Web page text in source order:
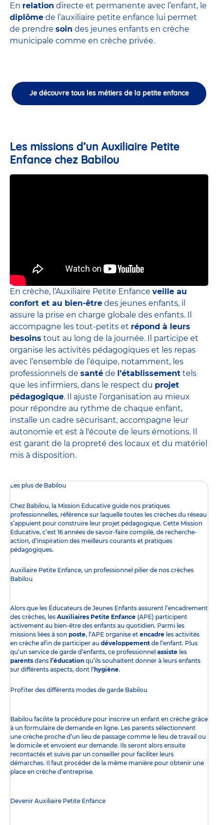
En relation directe et permanente avec l’enfant, le
diplôme de l’auxiliaire petite enfance lui permet
de prendre soin des jeunes enfants en crèche
municipale comme en crèche privée.
Je découvre tous les métiers de la petite enfance
Les missions d’un Auxiliaire Petite
Enfance chez Babilou
En crèche, l’Auxiliaire Petite Enfance veille au
confort et au bien-être des jeunes enfants, il
assure la prise en charge globale des enfants. Il
accompagne les tout-petits et répond à leurs
besoins tout au long de la journée. Il participe et
organise les activités pédagogiques et les repas
avec l’ensemble de l’équipe, notamment, les
professionnels de santé de l’établissement tels
que les infirmiers, dans le respect du projet
pédagogique. Il ajuste l’organisation au mieux
pour répondre au rythme de chaque enfant,
installe un cadre sécurisant, accompagne leur
autonomie et est à l'écoute de leurs émotions. Il
est garant de la propreté des locaux et du matériel
mis à disposition.
Les plus de Babilou
Chez Babilou, la Mission Educative guide nos pratiques
professionnelles, référence sur laquelle toutes les crèches du réseau
s’appuient pour construire leur projet pédagogique. Cette Mission
Educative, c’est 16 années de savoir-faire compilé, de recherche-
action, d’inspiration des meilleurs courants et pratiques
pédagogiques.
Auxiliaire Petite Enfance, un professionnel pilier de nos crèches
Babilou
Alors que les Éducateurs de Jeunes Enfants assurent l’encadrement
des crèches, les Auxiliaires Petite Enfance (APE) participent
activement au bien-être des enfants au quotidien. Parmi les
missions liées à son poste, l’APE organise et encadre les activités
en crèche afin de participer au développement de l‘enfant. Plus
qu’un service de garde d’enfants, ce professionnel assiste les
parents dans l’éducation qu’ils souhaitent donner à leurs enfants
sur différents aspects, dont l’ hygiène.
Profiter des différents modes de garde Babilou
Babilou facilite la procédure pour inscrire un enfant en crèche grâce
à un formulaire de demande en ligne. Les parents sélectionnent
une crèche proche d’un lieu de passage comme le lieu de travail ou
le domicile et envoient eur demande. Ils seront alors ensuite
recontactés et suivis par un conseiller pour faciliter leurs
démarches. Il faut procéder de la même manière pour obtenir une
place en crèche d’entreprise.
Devenir Auxiliaire Petite Enfance